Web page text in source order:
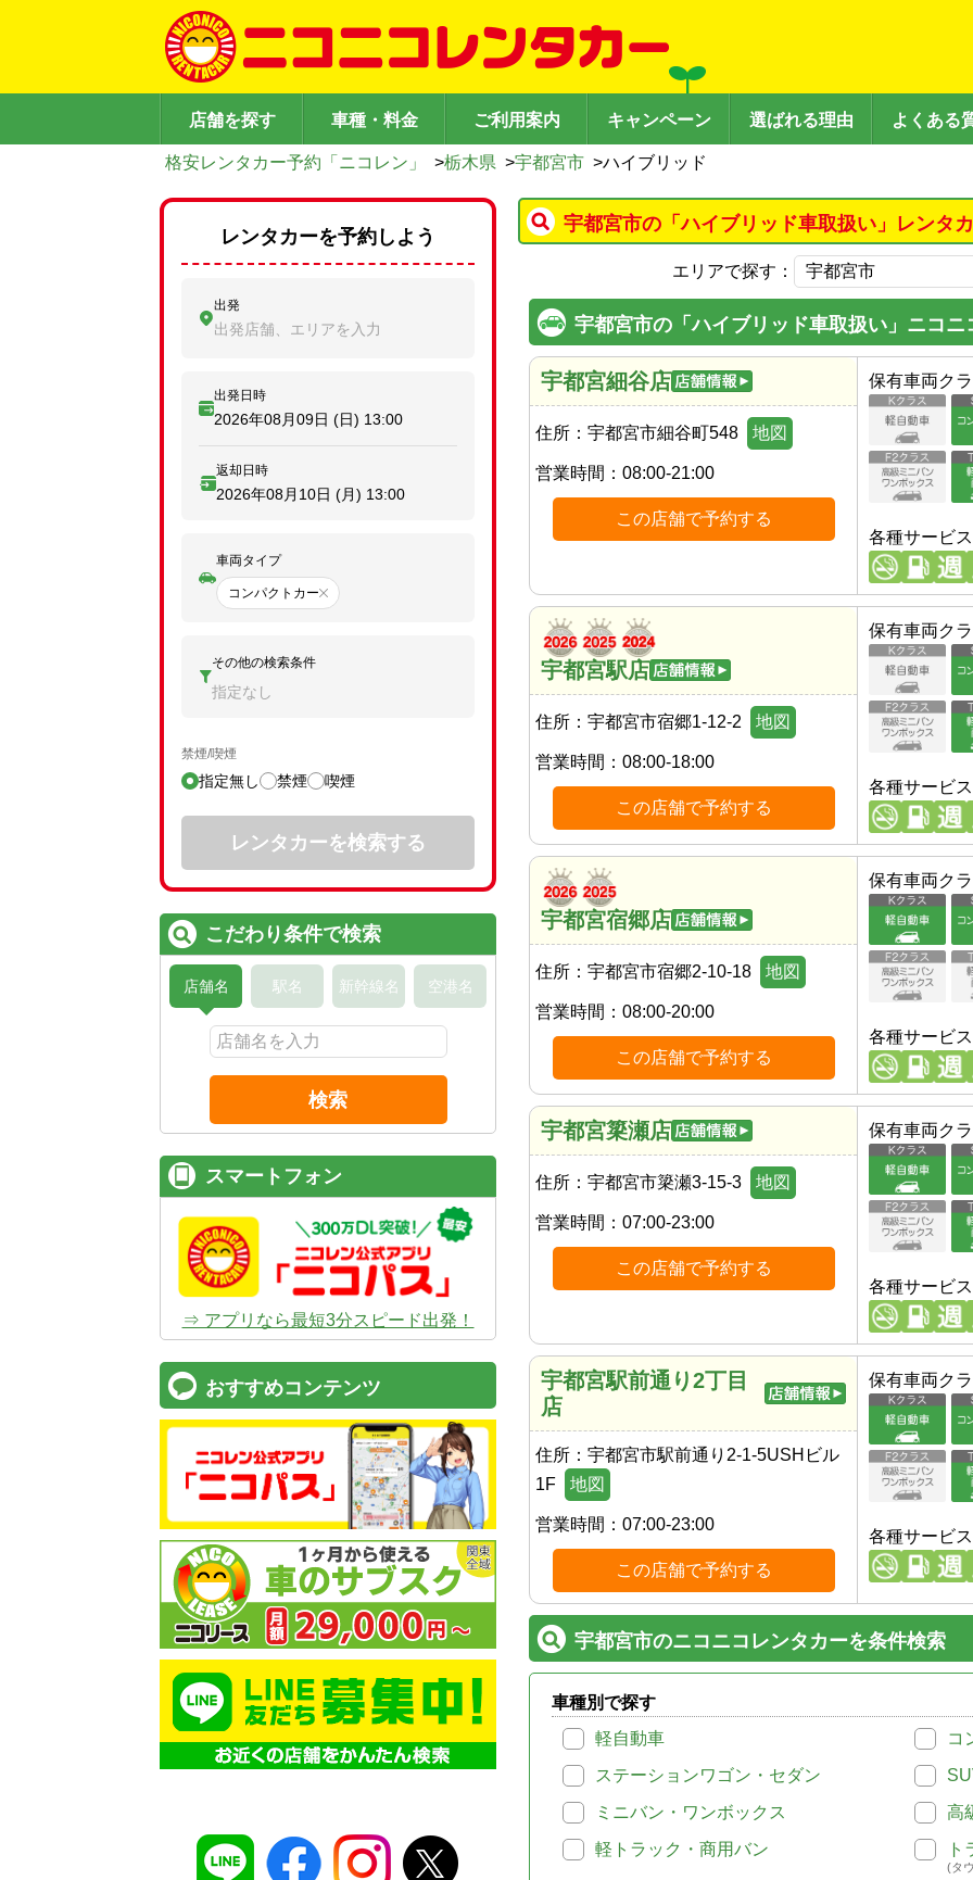
店舗を探す 車種・料金 ご利用案内 キャンペーン 選ばれる理由 よくある
格安レンタカー予約「ニコレン」 >栃木県 >宇都宮市 >ハイブリッド
宇都宮市の「ハイブリッド車取扱い」レンタ
エリアで探す：
宇都宮市の「ハイブリッド車取扱い」ニコ
宇都宮細谷店
住所： 宇都宮市細谷町548 地図
営業時間： 08:00-21:00
この店舗で予約する
保有車両ク
各種サービス
宇都宮駅店
住所： 宇都宮市宿郷1-12-2 地図
営業時間： 08:00-18:00
この店舗で予約する
保有車両ク
各種サービス
宇都宮宿郷店
住所： 宇都宮市宿郷2-10-18 地図
営業時間： 08:00-20:00
この店舗で予約する
保有車両ク
各種サービス
宇都宮簗瀬店
住所： 宇都宮市簗瀬3-15-3 地図
営業時間： 07:00-23:00
この店舗で予約する
保有車両ク
各種サービス
宇都宮駅前通り2丁目
店
住所： 宇都宮市駅前通り2-1-5USHビル
1F
地図
営業時間： 07:00-23:00
この店舗で予約する
保有車両ク
各種サービス
宇都宮市のニコニコレンタカーを条件検索
車種別で探す
軽自動車
コ
ステーションワゴン・セダン
ミニバン・ワンボックス
高
軽トラック・商用バン
ト
(タ
レンタカーを予約しよう
出発
出発店舗、エリアを入力
出発日時
2026年08月09日 (日) 13:00
返却日時
2026年08月10日 (月) 13:00
車両タイプ
コンパクトカー
その他の検索条件
指定なし
禁煙/喫煙
指定無し 禁煙 喫煙
レンタカーを検索する
こだわり条件で検索
店舗名 駅名 新幹線名 空港名
検索
スマートフォン
⇒ アプリなら最短3分スピード出発！
おすすめコンテンツ